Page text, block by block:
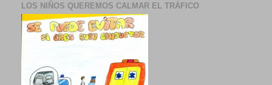
LOS NIÑOS QUEREMOS CALMAR EL TRÁFICO